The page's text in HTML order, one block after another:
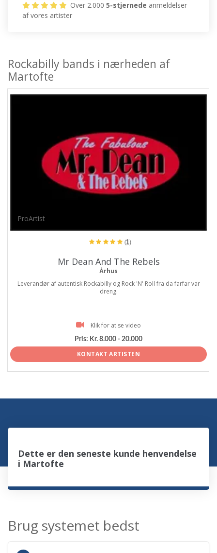
Over 2.0005-stjernede anmeldelser
af vores artister
Rockabilly bands i nærheden af
Martofte
ProArtist
(1)
Mr Dean And The Rebels
Århus
Leverandør af autentisk Rockabilly og Rock 'N' Roll fra da farfar var
dreng.
Klik for at se video
Pris: Kr. 8.000 - 20.000
KONTAKT ARTISTEN
Dette er den seneste kunde henvendelse
i Martofte
Brug systemet bedst